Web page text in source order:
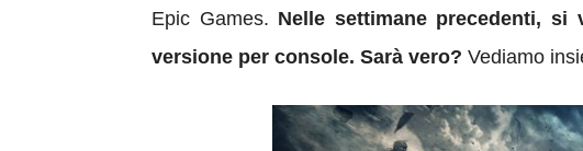
Epic Games. Nelle settimane precedenti,
versione per console. Sarà vero? Vediamo